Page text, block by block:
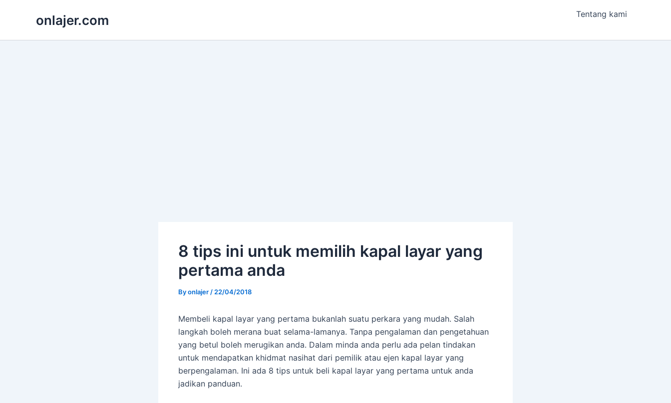
onlajer.com Tentang kami
8 tips ini untuk memilih kapal layar yang
pertama anda
Byonlajer / 22/04/2018
Membeli kapal layar yang pertama bukanlah suatu perkara yang mudah. Salah
langkah boleh merana buat selama-lamanya. Tanpa pengalaman dan pengetahuan
yang betul boleh merugikan anda. Dalam minda anda perlu ada pelan tindakan
untuk mendapatkan khidmat nasihat dari pemilik atau ejen kapal layar yang
berpengalaman. Ini ada 8 tips untuk beli kapal layar yang pertama untuk anda
jadikan panduan.